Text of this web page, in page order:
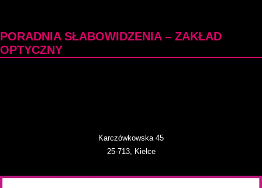
PORADNIA SŁABOWIDZENIA – ZAKŁAD
OPTYCZNY
Karczówkowska 45
25-713, Kielce